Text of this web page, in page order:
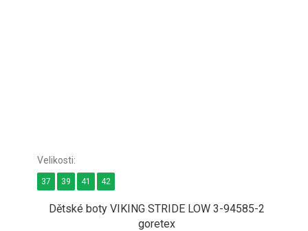
Dětské boty VIKING STRIDE LOW 3-94585-2
goretex
37 39 41 42